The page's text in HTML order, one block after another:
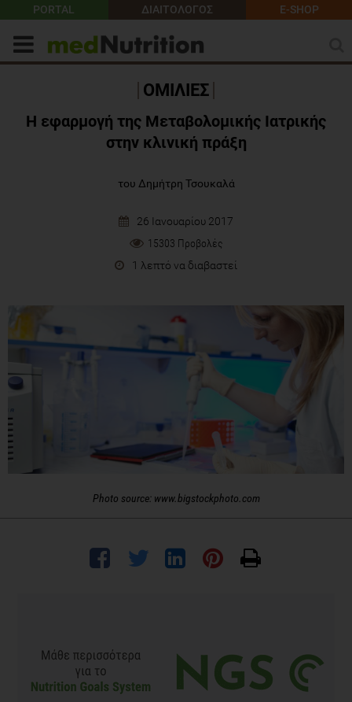
PORTAL ΔΙΑΙΤΟΛΟΓΟΣ E-SHOP
ΟΜΙΛΙΕΣ
Η εφαρμογή της Μεταβολομικής Ιατρικής
στην κλινική πράξη
του Δημήτρη Τσουκαλά
26 Ιανουαρίου 2017
15303 Προβολές
1 λεπτό να διαβαστεί
Photo source: www.bigstockphoto.com